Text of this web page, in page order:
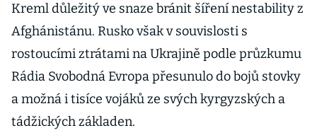
Kreml důležitý ve snaze bránit šíření nestability z
Afghánistánu. Rusko však v souvislosti s
rostoucími ztrátami na Ukrajině podle průzkumu
Rádia Svobodná Evropa přesunulo do bojů stovky
a možná i tisíce vojáků ze svých kyrgyzských a
tádžických základen.